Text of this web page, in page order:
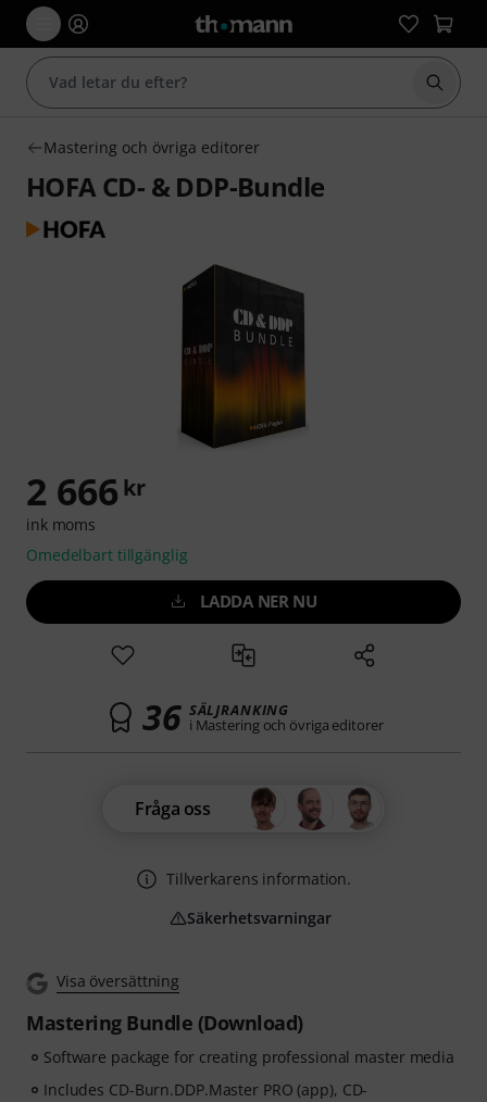
Börja
Mastering och övriga editorer
HOFA CD- & DDP-Bundle
Visa översättning
Mastering Bundle (Download)
Software package for creating professional master media
Includes CD-Burn.DDP.Master PRO (app), CD-
2 666 kr
ink moms
Omedelbart tillgänglig
LADDA NER NU
36 SÄLJRANKING
i Mastering och övriga editorer
Fråga oss
Tillverkarens information.
Säkerhetsvarningar